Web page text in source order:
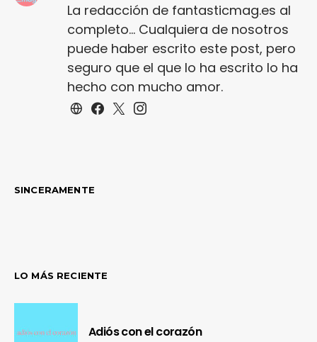
La redacción de fantasticmag.es al
completo... Cualquiera de nosotros
puede haber escrito este post, pero
seguro que el que lo ha escrito lo ha
hecho con mucho amor.
SINCERAMENTE
LO MÁS RECIENTE
Adiós con el corazón